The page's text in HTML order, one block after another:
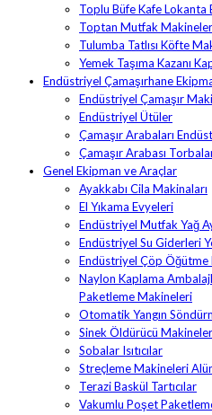
Toplu Büfe Kafe Lokanta
Toptan Mutfak
Tulumba Tatlısı Köfte
Yemek Taşıma Kazanı
Endüstriyel Çamaşırhane
Endüstriyel Çamaşır
Endüstriyel Ütüler
Çamaşır Arabaları
Çamaşır Arabası
Genel Ekipman ve Araçlar
Ayakkabı Cila Makinaları
El Yıkama Evyeleri
Endüstriyel Mutfak Yağ
Endüstriyel Su Giderleri
Endüstriyel Çöp Öğütme
Naylon Kaplama
Paketleme Makineleri
Otomatik Yangın
Sinek Öldürücü
Sobalar Isıtıcılar
Streçleme Makineleri
Terazi Baskül Tartıcılar
Vakumlu Poşet